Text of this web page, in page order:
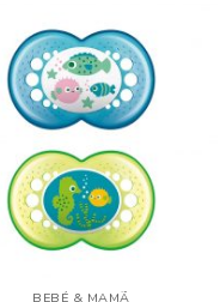
ADICIONAR
A LISTA DE
DESEJOS
BEBÉ & MAMÃ